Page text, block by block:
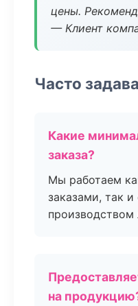
цены.
— Клиент
Часто
Какие
заказа?
Мы работаем
заказами, так
на